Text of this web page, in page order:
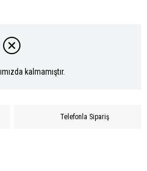
kalmamıştır.
Telefonla Sipariş